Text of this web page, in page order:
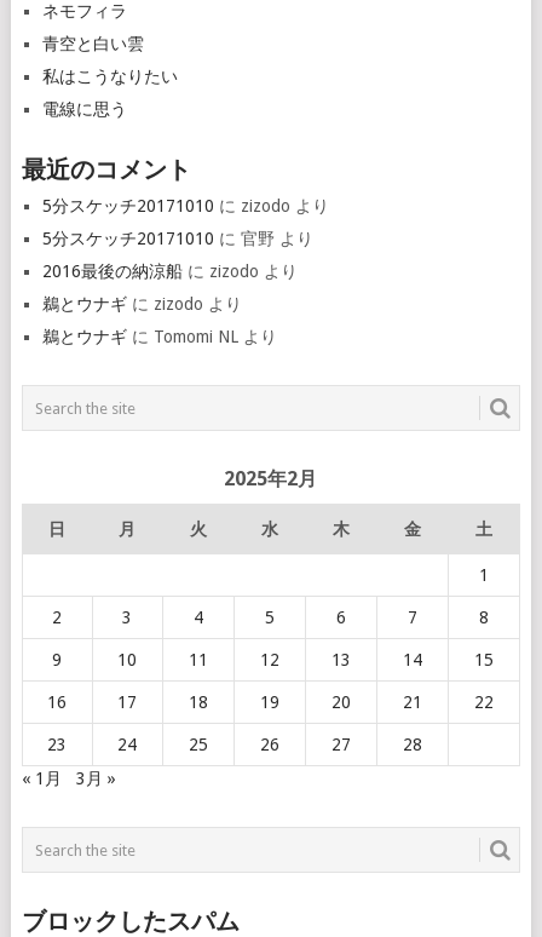
ネモフィラ
青空と白い雲
私はこうなりたい
電線に思う
最近のコメント
5分スケッチ20171010 に zizodo より
5分スケッチ20171010 に 官野 より
2016最後の納涼船に zizodo より
鵜とウナギに zizodo より
鵜とウナギに Tomomi NLより
2025年2月
日 月 火 水 木 金 土
1
2 3 4 5 6 7 8
9 10 11 12 13 14 15
16 17 18 19 20 21 22
23 24 25 26 27
28
« 1月
3月 »
ブロックしたスパム